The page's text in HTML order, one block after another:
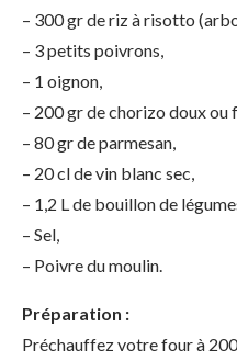
– 300 gr de riz à risotto
– 3 petits poivrons,
– 1 oignon,
– 200 gr de chorizo doux ou
– 80 gr de parmesan,
– 20 cl de vin blanc sec,
– 1,2 L de bouillon de
– Sel,
– Poivre du moulin.
Préparation :
Préchauffez votre four à